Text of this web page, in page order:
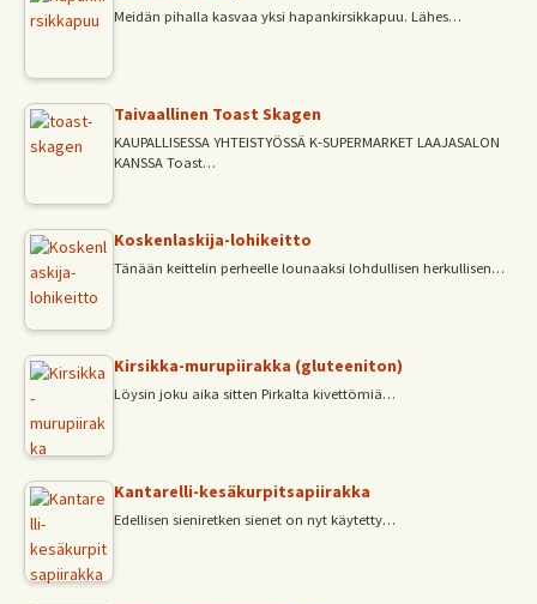
Meidän pihalla kasvaa yksi hapankirsikkapuu. Lähes…
Taivaallinen Toast Skagen
KAUPALLISESSA YHTEISTYÖSSÄ K-SUPERMARKET LAAJASALON
KANSSA Toast…
Koskenlaskija-lohikeitto
Tänään keittelin perheelle lounaaksi lohdullisen herkullisen…
Kirsikka-murupiirakka (gluteeniton)
Löysin joku aika sitten Pirkalta kivettömiä…
Kantarelli-kesäkurpitsapiirakka
Edellisen sieniretken sienet on nyt käytetty…